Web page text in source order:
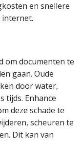
en snellere
internet.
om documenten te
gaan. Oude
door water,
tijds. Enhance
deze schade te
scheuren te
Dit kan van